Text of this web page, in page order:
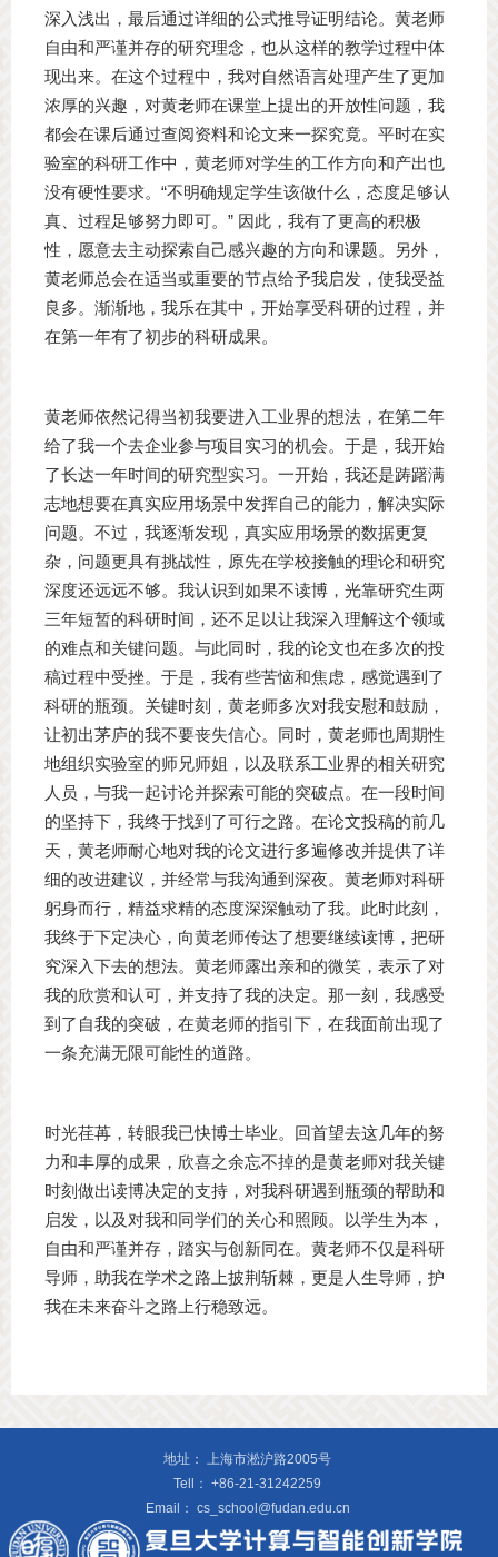
深入浅出，最后通过详细的公式推导证明结论。黄老师
自由和严谨并存的研究理念，也从这样的教学过程中体
现出来。在这个过程中，我对自然语言处理产生了更加
浓厚的兴趣，对黄老师在课堂上提出的开放性问题，我
都会在课后通过查阅资料和论文来一探究竟。平时在实
验室的科研工作中，黄老师对学生的工作方向和产出也
没有硬性要求。“不明确规定学生该做什么，态度足够认
真、过程足够努力即可。” 因此，我有了更高的积极
性，愿意去主动探索自己感兴趣的方向和课题。另外，
黄老师总会在适当或重要的节点给予我启发，使我受益
良多。渐渐地，我乐在其中，开始享受科研的过程，并
在第一年有了初步的科研成果。
黄老师依然记得当初我要进入工业界的想法，在第二年
给了我一个去企业参与项目实习的机会。于是，我开始
了长达一年时间的研究型实习。一开始，我还是踌躇满
志地想要在真实应用场景中发挥自己的能力，解决实际
问题。不过，我逐渐发现，真实应用场景的数据更复
杂，问题更具有挑战性，原先在学校接触的理论和研究
深度还远远不够。我认识到如果不读博，光靠研究生两
三年短暂的科研时间，还不足以让我深入理解这个领域
的难点和关键问题。与此同时，我的论文也在多次的投
稿过程中受挫。于是，我有些苦恼和焦虑，感觉遇到了
科研的瓶颈。关键时刻，黄老师多次对我安慰和鼓励，
让初出茅庐的我不要丧失信心。同时，黄老师也周期性
地组织实验室的师兄师姐，以及联系工业界的相关研究
人员，与我一起讨论并探索可能的突破点。在一段时间
的坚持下，我终于找到了可行之路。在论文投稿的前几
天，黄老师耐心地对我的论文进行多遍修改并提供了详
细的改进建议，并经常与我沟通到深夜。黄老师对科研
躬身而行，精益求精的态度深深触动了我。此时此刻，
我终于下定决心，向黄老师传达了想要继续读博，把研
究深入下去的想法。黄老师露出亲和的微笑，表示了对
我的欣赏和认可，并支持了我的决定。那一刻，我感受
到了自我的突破，在黄老师的指引下，在我面前出现了
一条充满无限可能性的道路。
时光荏苒，转眼我已快博士毕业。回首望去这几年的努
力和丰厚的成果，欣喜之余忘不掉的是黄老师对我关键
时刻做出读博决定的支持，对我科研遇到瓶颈的帮助和
启发，以及对我和同学们的关心和照顾。以学生为本，
自由和严谨并存，踏实与创新同在。黄老师不仅是科研
导师，助我在学术之路上披荆斩棘，更是人生导师，护
我在未来奋斗之路上行稳致远。
地址： 上海市淞沪路2005号
Tell： +86-21-31242259
Email： cs_school@fudan.edu.cn